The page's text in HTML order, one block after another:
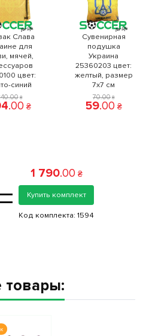
Слава
для
мячей,
цвет:
синий
.00 ₴
.00 ₴
Сувенирная
подушка
Украина
25360203 цвет:
желтый, размер
7x7 см
70.00 ₴
59.00 ₴
1 790.00 ₴
Купить комплект
Код комплекта:1594
товары: